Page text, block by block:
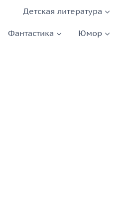
Детская литература
Фантастика Юмор